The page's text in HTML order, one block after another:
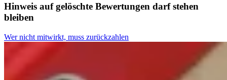
Hinweis auf gelöschte Bewertungen darf stehen
bleiben
Wer nicht mitwirkt, muss zurückzahlen